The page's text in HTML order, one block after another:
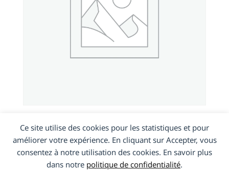
Ce site utilise des cookies pour les statistiques et pour
améliorer votre expérience. En cliquant sur Accepter, vous
consentez à notre utilisation des cookies. En savoir plus
dans notre politique de confidentialité.
Samsung Galaxy A20
En savoir plus